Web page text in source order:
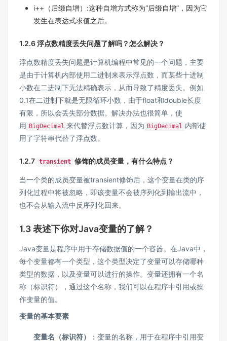
i++（后缀自增）:这种自增方式称为“后缀自增”，因为它
发生在表达式求值之后。
1.2.6 浮点数精度丢失问题了解吗？怎么解决？
浮点数精度丢失问题是计算机编程中常见的一个问题，主要
是由于计算机内部使用二进制来表示浮点数，而某些十进制
小数在二进制下无法精确表示，从而导致了精度丢失。例如
0.1在二进制下就是无限循环小数，由于float和double长度
有限，所以会丢失部分数据。解决办法也很简单，使
用
BigDecimal 来代替浮点数计算，因为 BigDecimal 内部使
用了字符串代替了浮点数。
1.2.7 transient 修饰的成员变量，有什么特点？
当一个类的成员变量被transient修饰后，这个变量在类的序
列化过程中将被忽略，即该变量不会被序列化到输出流中，
也不会从输入流中反序列化回来。
1.3 表述下你对Java变量的了解？
Java变量是程序中用于存储数据值的一个容器。在Java中，
每个变量都有一个类型，这个类型决定了变量可以存储哪种
类型的数据，以及变量可以进行的操作。变量还拥有一个名
称（标识符），通过这个名称，我们可以在程序中引用或操
作变量的值。
变量的基本要素
变量名（标识符） ：变量的名称，用于在程序中引用变